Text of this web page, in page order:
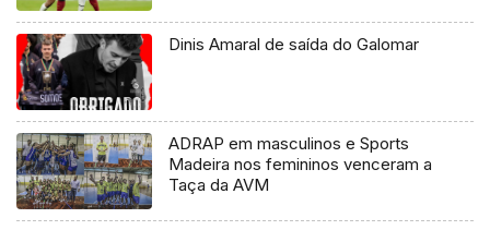
Dinis Amaral de saída do Galomar
ADRAP em masculinos e Sports
Madeira nos femininos venceram a
Taça da AVM